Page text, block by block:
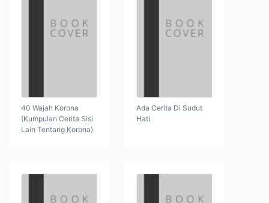
40 Wajah Korona
(Kumpulan Cerita Sisi
Lain Tentang Korona)
Ada Cerita Di Sudut
Hati